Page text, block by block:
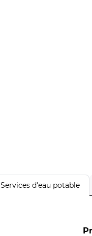
Services d'eau potable